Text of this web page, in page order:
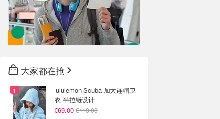
大家都在抢
lululemon Scuba 加大连帽卫
衣 半拉链设计
€69.00 €118.00